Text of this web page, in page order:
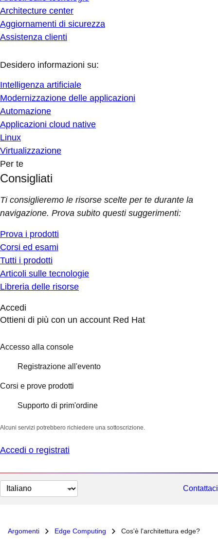
Architecture center
Aggiornamenti di sicurezza
Assistenza clienti
Desidero informazioni su:
Intelligenza artificiale
Modernizzazione delle applicazioni
Automazione
Applicazioni cloud native
Linux
Virtualizzazione
Per te
Consigliati
Ti consiglieremo le risorse scelte per te durante la
navigazione. Prova subito questi suggerimenti:
Prova i prodotti
Corsi ed esami
Tutti i prodotti
Articoli sulle tecnologie
Libreria delle risorse
Accedi
Ottieni di più con un account Red Hat
Accesso alla console
Registrazione all'evento
Corsi e prove prodotti
Supporto di prim'ordine
Alcuni servizi potrebbero richiedere una sottoscrizione.
Accedi o registrati
Cambia
lingua
Contattaci
Argomenti Edge Computing Cos'è l'architettura edge?